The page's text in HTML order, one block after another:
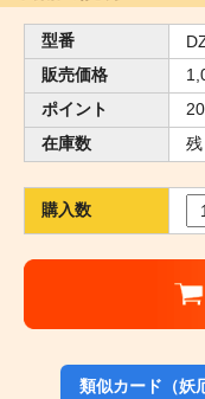
型番
販売価格
ポイント
在庫数
購入数
類似カード（妖